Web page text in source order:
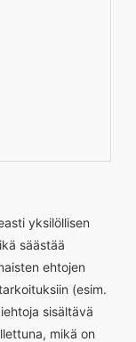
yksilöllisen
säästää
ehtojen
(esim.
sisältävä
mikä on